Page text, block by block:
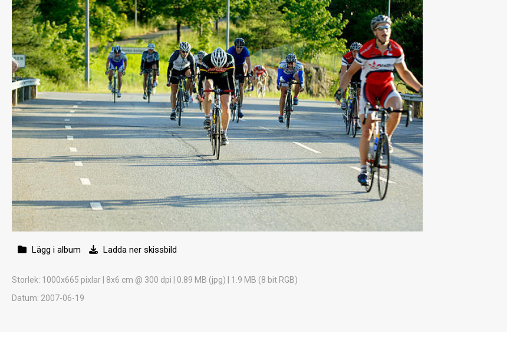
Lägg i album Ladda ner skissbild
Storlek: 1000x665 pixlar | 8x6 cm @ 300 dpi | 0.89 MB (jpg) | 1.9 MB (8 bit RGB)
Datum: 2007-06-19